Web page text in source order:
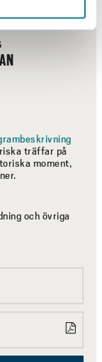
av
vad som
du över 25 år
även finnas
information
träffar på
moment,
och övriga